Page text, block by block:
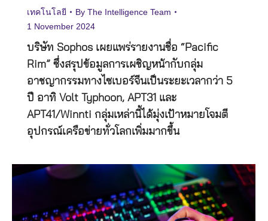
เทคโนโลยี By The Intelligence Team
1 November 2024
บริษัท Sophos เผยแพร่รายงานชื่อ “Pacific
Rim” ซึ่งสรุปข้อมูลการเผชิญหน้ากับกลุ่ม
อาชญากรรมทางไซเบอร์จีนเป็นระยะเวลากว่า 5
ปี อาทิ Volt Typhoon, APT31 และ
APT41/Winnti กลุ่มเหล่านี้ได้มุ่งเป้าหมายโจมตี
อุปกรณ์เครือข่ายทั่วโลกเพิ่มมากขึ้น